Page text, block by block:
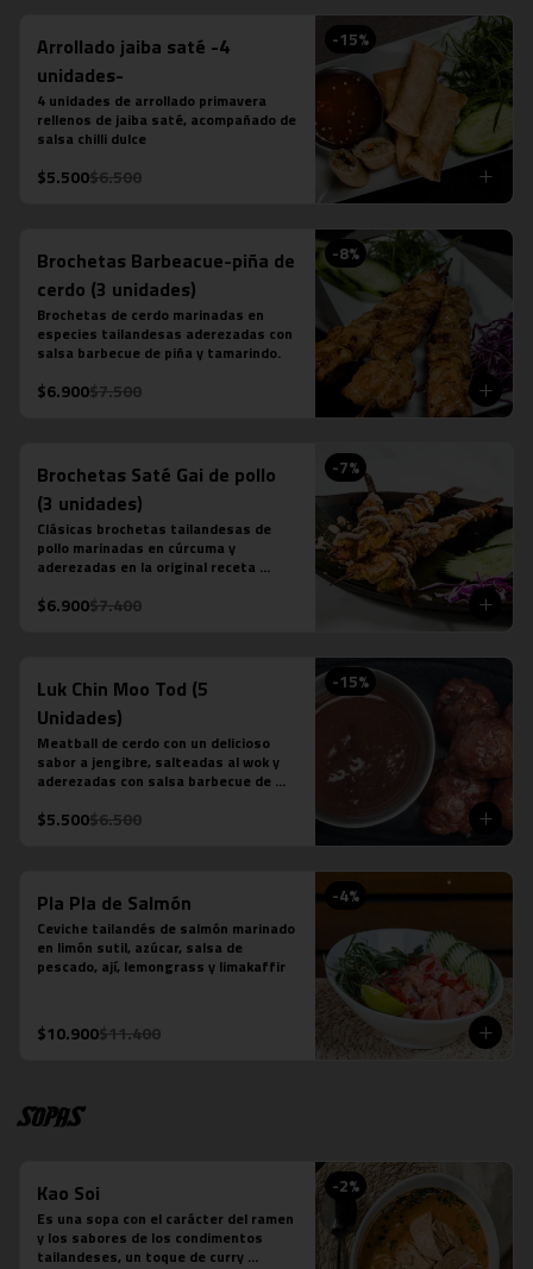
-15%
Arrollado jaiba saté -4
unidades-
4 unidades de arrollado primavera
rellenos de jaiba saté, acompañado de
salsa chilli dulce
$5.500$6.500
-8%
Brochetas Barbeacue-piña de
cerdo (3 unidades)
Brochetas de cerdo marinadas en
especies tailandesas aderezadas con
salsa barbecue de piña y tamarindo.
$6.900$7.500
-7%
Brochetas Saté Gai de pollo
(3 unidades)
Clásicas brochetas tailandesas de
pollo marinadas en cúrcuma y
aderezadas en la original receta
azúcar de palma, semillas de cilantro,
$6.900$7.400
-15%
Luk Chin Moo Tod (5
Unidades)
Meatball de cerdo con un delicioso
sabor a jengibre, salteadas al wok y
aderezadas con salsa barbecue de
$5.500$6.500
-4%
Pla Pla de Salmón
Ceviche tailandés de salmón marinado
en limón sutil, azúcar, salsa de
pescado, ají, lemongrass y limakaffir
$10.900$11.400
Sopas
-2%
Kao Soi
Es una sopa con el carácter del ramen
y los sabores de los condimentos
tailandeses, un toque de curry